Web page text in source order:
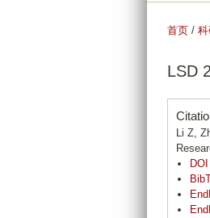
首页 /
LSD
Li Z,
DOI